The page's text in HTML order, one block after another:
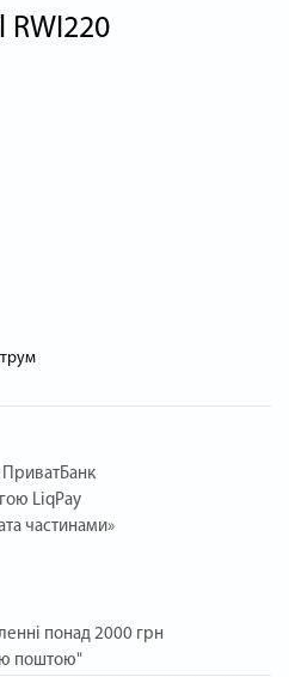
LiqPay
частинами»
понад 2000 грн
поштою"